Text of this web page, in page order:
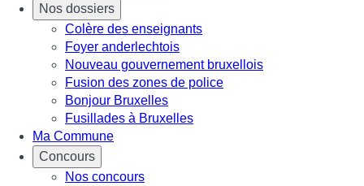
Nos dossiers
Colère des enseignants
Foyer anderlechtois
Nouveau gouvernement bruxellois
Fusion des zones de police
Bonjour Bruxelles
Fusillades à Bruxelles
Ma Commune
Concours
Nos concours